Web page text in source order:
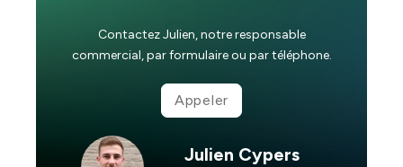
Contactez Julien, notre responsable
commercial, par formulaire ou par téléphone.
Appeler
Julien Cypers